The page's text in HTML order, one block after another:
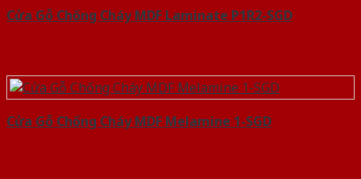
Cửa Gỗ Chống Cháy MDF Laminate P1R2-SGD
Cửa Gỗ Chống Cháy MDF Melamine 1-SGD